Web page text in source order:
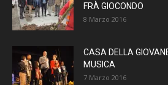
FRÀ GIOCONDO
8 Marzo 2016
CASA DELLA
MUSICA
7 Marzo 2016